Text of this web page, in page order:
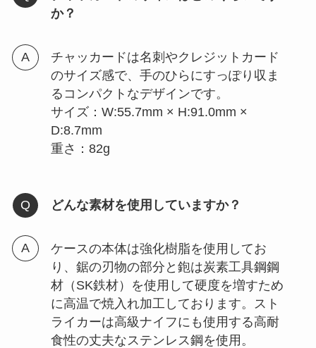
か？
チャッカードは名刺やクレジットカード
のサイズ感で、手のひらにすっぽり収ま
るコンパクトなデザインです。
サイズ：W:55.7mm × H:91.0mm ×
D:8.7mm
重さ：82g
どんな素材を使用していますか？
ケースの本体は強化樹脂を使用してお
り、鋸の刃物の部分と鉋は炭素工具鋼鋼
材（SK鉄材）を使用して硬度を増すため
に高温で焼入れ加工しております。スト
ライカーは高級ナイフにも使用する高耐
食性の丈夫なステンレス鋼を使用。